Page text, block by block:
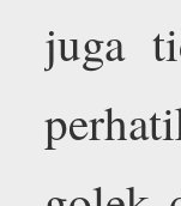
juga